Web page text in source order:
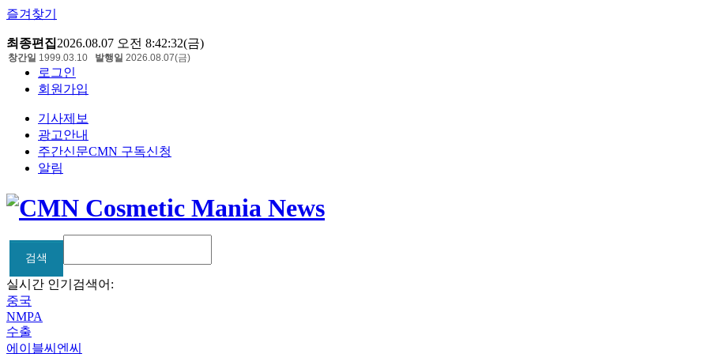
즐겨찾기
최종편집2026.08.07 오전 8:42:32(금)
로그인
회원가입
기사제보
광고안내
주간신문CMN 구독신청
알림
창간일 1999.03.10 발행일 2026.08.07(금)
검색
검색
실시간 인기검색어:
중국
NMPA
수출
에이블씨엔씨